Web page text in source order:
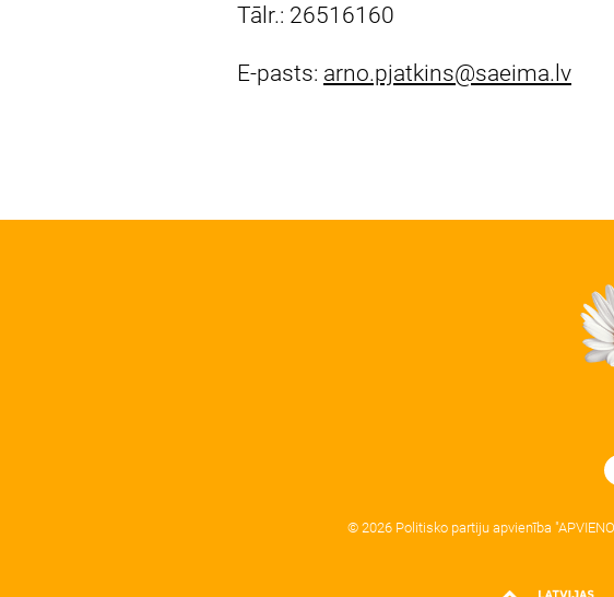
Tālr.: 26516160
E-pasts: arno.pjatkins@saeima.lv
© 2026 Politisko partiju apvienība